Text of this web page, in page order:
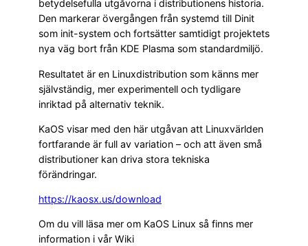
betydelsefulla utgåvorna i distributionens historia.
Den markerar övergången från systemd till Dinit
som init-system och fortsätter samtidigt projektets
nya väg bort från KDE Plasma som standardmiljö.
Resultatet är en Linuxdistribution som känns mer
självständig, mer experimentell och tydligare
inriktad på alternativ teknik.
KaOS visar med den här utgåvan att Linuxvärlden
fortfarande är full av variation – och att även små
distributioner kan driva stora tekniska
förändringar.
https://kaosx.us/download
Om du vill läsa mer om KaOS Linux så finns mer
information i vår Wiki